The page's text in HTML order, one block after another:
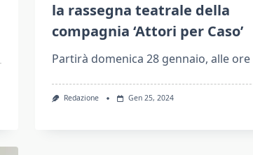
la rassegna teatrale della
compagnia ‘Attori per Caso’
Partirà domenica 28 gennaio, alle ore
Redazione Gen 25, 2024